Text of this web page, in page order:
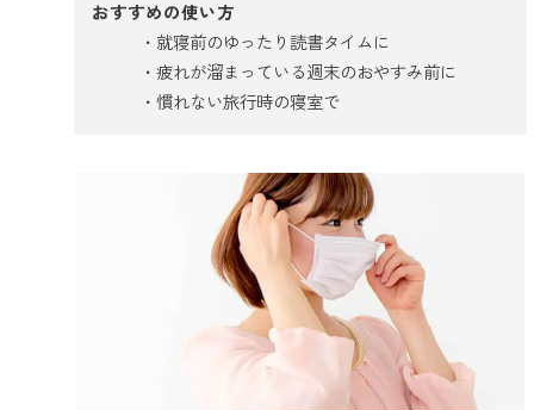
おすすめの使い方
就寝前のゆったり読書タイムに
疲れが溜まっている週末のおやすみ前に
慣れない旅行時の寝室で